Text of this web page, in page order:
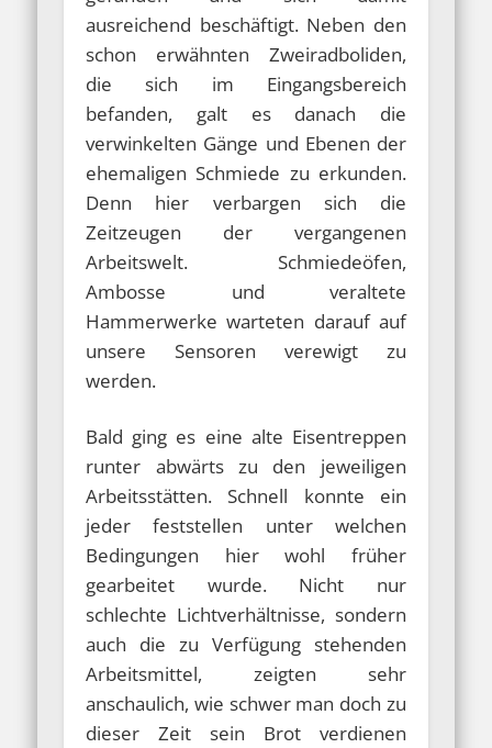
ausreichend beschäftigt. Neben den
schon erwähnten Zweiradboliden,
die sich im Eingangsbereich
befanden, galt es danach die
verwinkelten Gänge und Ebenen der
ehemaligen Schmiede zu erkunden.
Denn hier verbargen sich die
Zeitzeugen der vergangenen
Arbeitswelt. Schmiedeöfen,
Ambosse und veraltete
Hammerwerke warteten darauf auf
unsere Sensoren verewigt zu
werden.
Bald ging es eine alte Eisentreppen
runter abwärts zu den jeweiligen
Arbeitsstätten. Schnell konnte ein
jeder feststellen unter welchen
Bedingungen hier wohl früher
gearbeitet wurde. Nicht nur
schlechte Lichtverhältnisse, sondern
auch die zu Verfügung stehenden
Arbeitsmittel, zeigten sehr
anschaulich, wie schwer man doch zu
dieser Zeit sein Brot verdienen